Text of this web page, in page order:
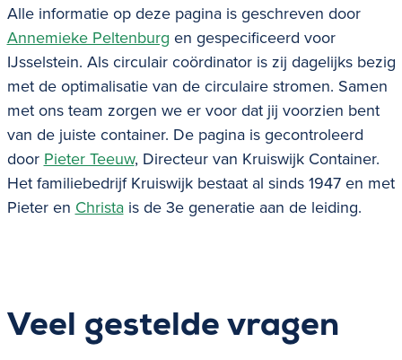
Alle informatie op deze pagina is geschreven door
Annemieke Peltenburg en gespecificeerd voor
IJsselstein. Als circulair coördinator is zij dagelijks bezig
met de optimalisatie van de circulaire stromen. Samen
met ons team zorgen we er voor dat jij voorzien bent
van de juiste container. De pagina is gecontroleerd
door Pieter Teeuw, Directeur van Kruiswijk Container.
Het familiebedrijf Kruiswijk bestaat al sinds 1947 en met
Pieter en Christais de 3e generatie aan de leiding.
Veel gestelde vragen